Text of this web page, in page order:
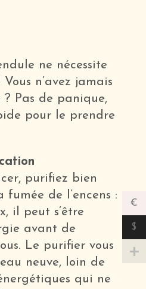
ne nécessite
n’avez jamais
Pas de panique,
pour le prendre
purifiez bien
de l’encens :
il peut s’être
avant de
Le purifier vous
neuve, loin de
qui ne
€
$